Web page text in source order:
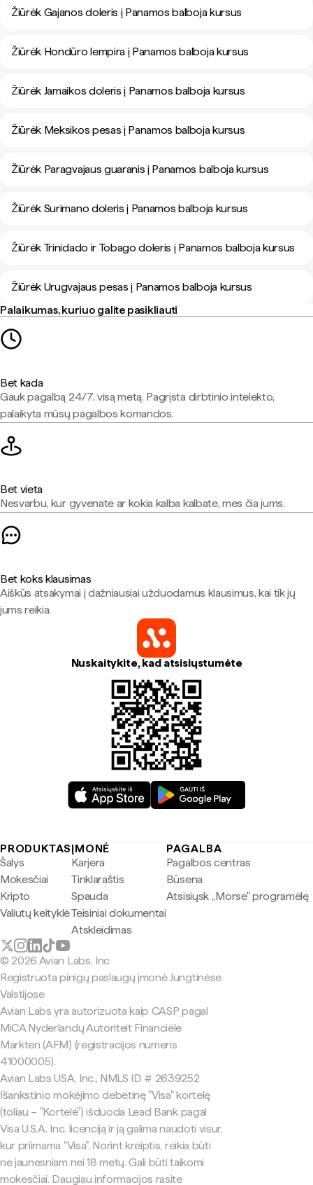
Žiūrėk Gajanos doleris į Panamos balboja kursus
Žiūrėk Hondūro lempira į Panamos balboja kursus
Žiūrėk Jamaikos doleris į Panamos balboja kursus
Žiūrėk Meksikos pesas į Panamos balboja kursus
Žiūrėk Paragvajaus guaranis į Panamos balboja kursus
Žiūrėk Surimano doleris į Panamos balboja kursus
Žiūrėk Trinidado ir Tobago doleris į Panamos balboja kursus
Žiūrėk Urugvajaus pesas į Panamos balboja kursus
Palaikumas, kuriuo galite pasikliauti
Bet kada
Gauk pagalbą 24/7, visą metą. Pagrįsta dirbtinio intelekto,
palaikyta mūsų pagalbos komandos.
Bet vieta
Nesvarbu, kur gyvenate ar kokia kalba kalbate, mes čia jums.
Bet koks klausimas
Aiškūs atsakymai į dažniausiai užduodamus klausimus, kai tik jų
jums reikia.
Nuskaitykite, kad atsisiųstumėte
PRODUKTAS
Šalys
Mokesčiai
Kripto
Valiutų keityklė
ĮMONĖ
Karjera
Tinklaraštis
Spauda
Teisiniai dokumentai
Atskleidimas
PAGALBA
Pagalbos centras
Būsena
Atsisiųsk „Morse" programėlę
© 2026 Avian Labs, Inc
Registruota pinigų paslaugų įmonė Jungtinėse
Valstijose
Avian Labs yra autorizuota kaip CASP pagal
MiCA Nyderlandų Autoriteit Financiële
Markten (AFM) (registracijos numeris
41000005).
Avian Labs USA, Inc., NMLS ID # 2639252
Išankstinio mokėjimo debetinę "Visa" kortelę
(toliau – "Kortelė") išduoda Lead Bank pagal
Visa U.S.A. Inc. licenciją ir ją galima naudoti visur,
kur priimama "Visa". Norint kreiptis, reikia būti
ne jaunesniam nei 18 metų. Gali būti taikomi
mokesčiai. Daugiau informacijos rasite